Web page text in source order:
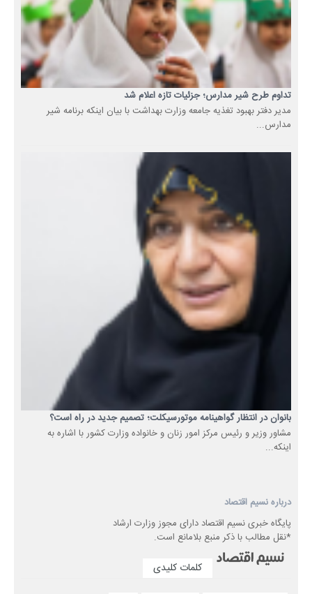
تداوم طرح شیر مدارس؛ جزئیات تازه اعلام شد
مدیر دفتر بهبود تغذیه جامعه وزارت بهداشت با بیان اینکه برنامه شیر
مدارس...
بانوان در انتظار گواهینامه موتورسیکلت؛ تصمیم جدید در راه است؟
مشاور وزیر و رئیس مرکز امور زنان و خانواده وزارت کشور با اشاره به
اینکه...
درباره نسیم اقتصاد
پایگاه خبری نسیم اقتصاد دارای مجوز وزارت ارشاد
*نقل مطالب با ذکر منبع بلامانع است.
کلمات کلیدی